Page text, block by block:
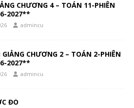
CHƯƠNG 4 – TOÁN 11-PHIÊN
2027**
admincu
CHƯƠNG 2 – TOÁN 2-PHIÊN
2027**
admincu
ĐÓ